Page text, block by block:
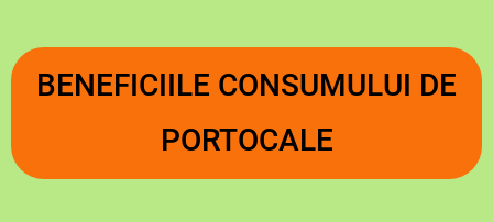
BENEFICIILE CONSUMULUI DE
PORTOCALE